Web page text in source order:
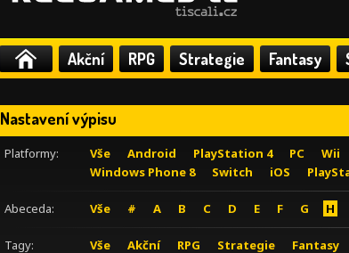
Akční RPG Strategie Fantasy
Nastavení výpisu
Platformy: Vše Android PlayStation 4 PC Wii
Windows Phone 8
Switch iOS
Abeceda: Vše # A B C D E F G H
Tagy: Vše Akční RPG Strategie Fantasy